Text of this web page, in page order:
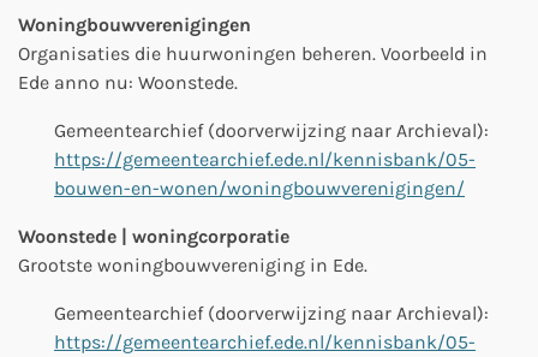
Woningbouwverenigingen
Organisaties die huurwoningen beheren. Voorbeeld in
Ede anno nu: Woonstede.
Gemeentearchief (doorverwijzing naar Archieval):
https://gemeentearchief.ede.nl/kennisbank/05-
bouwen-en-wonen/woningbouwverenigingen/
Woonstede | woningcorporatie
Grootste woningbouwvereniging in Ede.
Gemeentearchief (doorverwijzing naar Archieval):
https://gemeentearchief.ede.nl/kennisbank/05-